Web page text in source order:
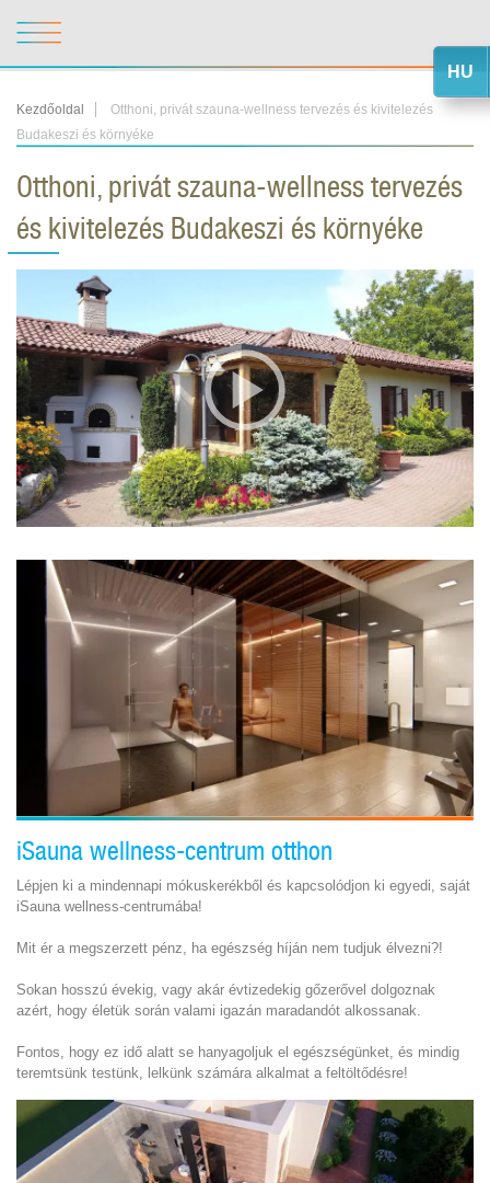
Kezdőoldal
Otthoni, privát szauna-wellness tervezés és kivitelezés
Budakeszi és környéke
Otthoni, privát szauna-wellness tervezés
és kivitelezés Budakeszi és környéke
iSauna wellness-centrum otthon
Lépjen ki a mindennapi mókuskerékből és kapcsolódjon ki egyedi, saját
iSauna wellness-centrumába!
Mit ér a megszerzett pénz, ha egészség híján nem tudjuk élvezni?!
Sokan hosszú évekig, vagy akár évtizedekig gőzerővel dolgoznak
azért, hogy életük során valami igazán maradandót alkossanak.
Fontos, hogy ez idő alatt se hanyagoljuk el egészségünket, és mindig
teremtsünk testünk, lelkünk számára alkalmat a feltöltődésre!
HU